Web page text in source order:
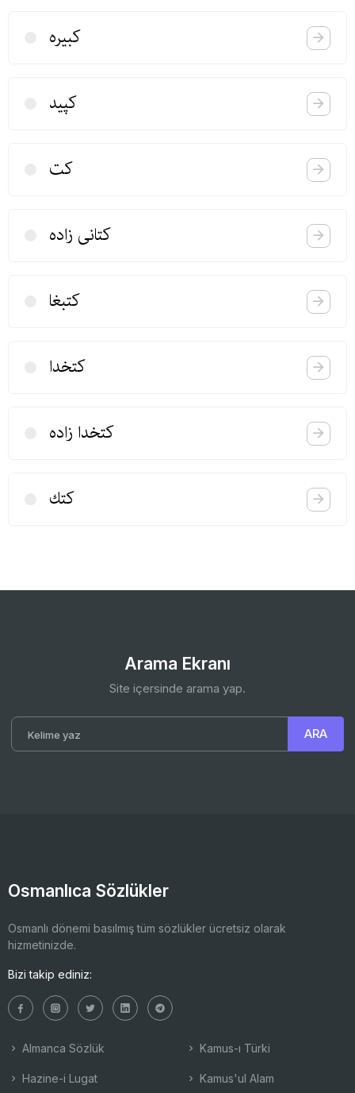
كبیره
كپید
كت
كتانی زاده
كتبغا
كتخدا
كتخدا زاده
كتك
Arama Ekranı
Site içersinde arama yap.
Osmanlıca Sözlükler
Osmanlı dönemi basılmış tüm sözlükler ücretsiz olarak
hizmetinizde.
Bizi takip ediniz:
Almanca Sözlük
Hazine-i Lugat
Kamus-ı Türki
Kamus'ul Alam